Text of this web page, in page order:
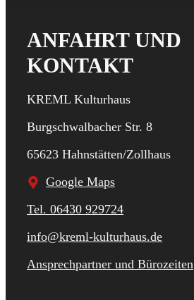
ANFAHRT UND
KONTAKT
KREML Kulturhaus
Burgschwalbacher Str. 8
65623 Hahnstätten/Zollhaus
Google Maps
Tel. 06430 929724
info@kreml-kulturhaus.de
Ansprechpartner und Bürozeiten